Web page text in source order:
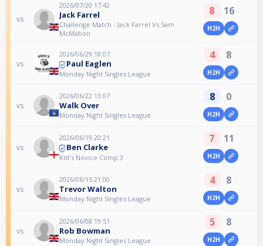
vs
2026/07/20 17:42
Jack Farrel
Challenge Match - Jack Farrel Vs Sam
McMahon
8 16
H2H
vs
2026/06/29 18:07
Paul Eaglen
Monday Night Singles League
4 8
H2H
vs
2026/06/22 13:07
Walk Over
Monday Night Singles League
8 0
H2H
vs
2026/06/19 20:21
Ben Clarke
Kitt's Novice Comp 3
7 11
H2H
vs
2026/06/15 21:00
Trevor Walton
Monday Night Singles League
4 8
H2H
vs
2026/06/08 19:51
Rob Bowman
Monday Night Singles League
5 8
H2H